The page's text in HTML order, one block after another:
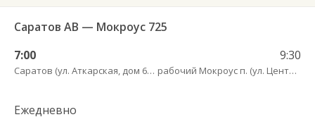
Саратов АВ — Мокроус 725
7:00
Саратов (ул. Аткарская, дом 66 А)
9:30
рабочий Мокроус п. (ул. Центральная, 37)
Ежедневно